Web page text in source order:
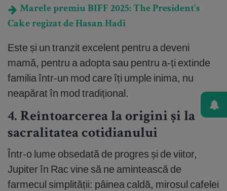
Marele premiu BIFF 2025: The President's
Cake regizat de Hasan Hadi
Este și un tranzit excelent pentru a deveni
mamă, pentru a adopta sau pentru a-ți extinde
familia într-un mod care îți umple inima, nu
neapărat în mod tradițional.
4. Reîntoarcerea la origini și la
sacralitatea cotidianului
Într-o lume obsedată de progres și de viitor,
Jupiter în Rac vine să ne amintească de
farmecul simplității: pâinea caldă, mirosul cafelei